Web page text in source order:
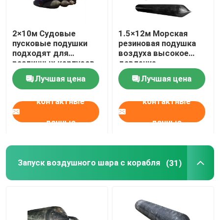
Запуск воздушного шара с корабля
Водяные мешки для испытания нагрузки
Подводные сумки аэродинамической подъемной
Воздушные подушки
Надувные подушки воздуха для тяжелых целей
2×10м Судовые
пусковые подушки
подходят для
различных корпусов
настраиваемые
высокая
безопасность
Лучшая цена
контактные
данные
1.5×12м Морская
резиновая подушка
воздуха высокое
давление
износостойкость 8
лет
Лучшая цена
контактные
данные
Запуск воздушного шара с корабля (31)